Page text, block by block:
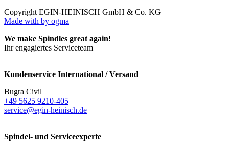
Copyright EGIN-HEINISCH GmbH & Co. KG
Made with by ogma
We make Spindles great again!
Ihr engagiertes Serviceteam
Kundenservice International / Versand
Bugra Civil
+49 5625 9210-405
service@egin-heinisch.de
Spindel- und Serviceexperte